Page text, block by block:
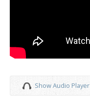
Show Audio Player